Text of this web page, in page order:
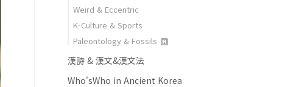
Weird & Eccentric
K-Culture & Sports
Paleontology & Fossils
漢詩 & 漢文&漢文法
Who'sWho in Ancient Korea